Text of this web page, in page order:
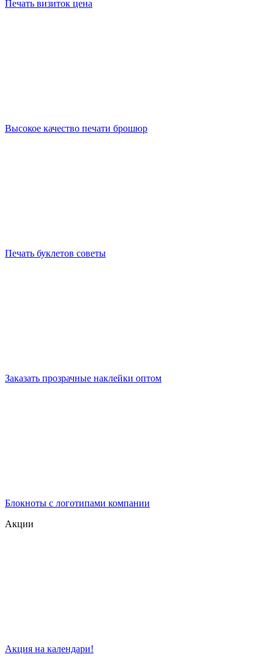
Печать визиток цена
Высокое качество печати брошюр
Печать буклетов cоветы
Заказать прозрачные наклейки оптом
Блокноты с логотипами компании
Акции
Акция на календари!